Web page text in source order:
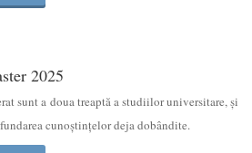
2025
sunt a doua treaptă a studiilor universitare, şi
cunoştinţelor deja dobândite.